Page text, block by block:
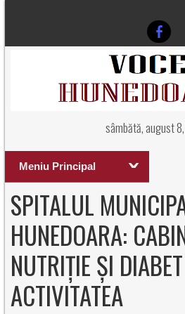
sâmbătă, august
Meniu Principal
SPITALUL
HUNEDOARA:
NUTRIȚIE ȘI
ACTIVITATEA